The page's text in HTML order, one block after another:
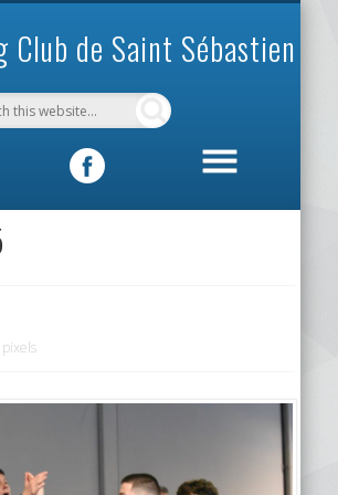
Club de Saint Sébastien
pixels